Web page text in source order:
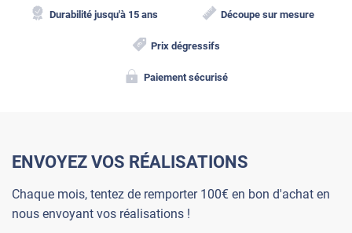
Durabilité jusqu'à 15 ans Découpe sur mesure
Prix dégressifs
Paiement sécurisé
ENVOYEZ VOS RÉALISATIONS
Chaque mois, tentez de remporter 100€ en bon d'achat en
nous envoyant vos réalisations !